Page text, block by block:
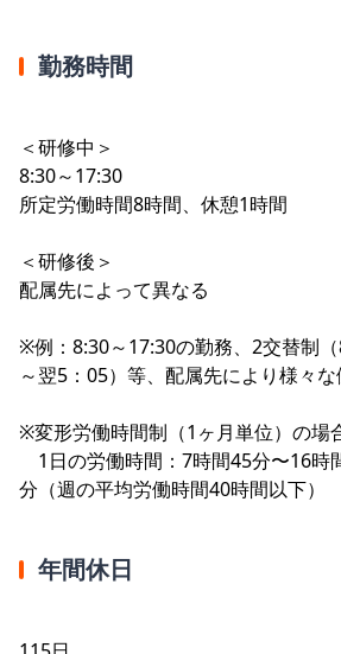
勤務時間
＜研修中＞
8:30～17:30
所定労働時間8時間、休憩1時間
＜研修後＞
配属先によって異なる
※例：8:30～17:30の勤務、2交替制
～翌5：05）等、配属先により様々な
※変形労働時間制（1ヶ月単位）の場
1日の労働時間：7時間45分〜16時
分（週の平均労働時間40時間以下）
年間休日